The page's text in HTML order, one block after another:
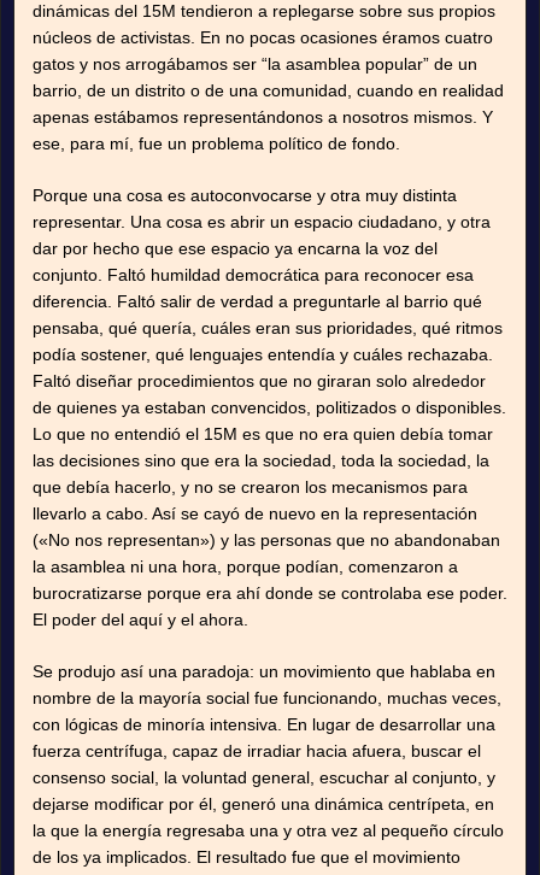
dinámicas del 15M tendieron a replegarse sobre sus propios
núcleos de activistas. En no pocas ocasiones éramos cuatro
gatos y nos arrogábamos ser “la asamblea popular” de un
barrio, de un distrito o de una comunidad, cuando en realidad
apenas estábamos representándonos a nosotros mismos. Y
ese, para mí, fue un problema político de fondo.
Porque una cosa es autoconvocarse y otra muy distinta
representar. Una cosa es abrir un espacio ciudadano, y otra
dar por hecho que ese espacio ya encarna la voz del
conjunto. Faltó humildad democrática para reconocer esa
diferencia. Faltó salir de verdad a preguntarle al barrio qué
pensaba, qué quería, cuáles eran sus prioridades, qué ritmos
podía sostener, qué lenguajes entendía y cuáles rechazaba.
Faltó diseñar procedimientos que no giraran solo alrededor
de quienes ya estaban convencidos, politizados o disponibles.
Lo que no entendió el 15M es que no era quien debía tomar
las decisiones sino que era la sociedad, toda la sociedad, la
que debía hacerlo, y no se crearon los mecanismos para
llevarlo a cabo. Así se cayó de nuevo en la representación
(«No nos representan») y las personas que no abandonaban
la asamblea ni una hora, porque podían, comenzaron a
burocratizarse porque era ahí donde se controlaba ese poder.
El poder del aquí y el ahora.
Se produjo así una paradoja: un movimiento que hablaba en
nombre de la mayoría social fue funcionando, muchas veces,
con lógicas de minoría intensiva. En lugar de desarrollar una
fuerza centrífuga, capaz de irradiar hacia afuera, buscar el
consenso social, la voluntad general, escuchar al conjunto, y
dejarse modificar por él, generó una dinámica centrípeta, en
la que la energía regresaba una y otra vez al pequeño círculo
de los ya implicados. El resultado fue que el movimiento